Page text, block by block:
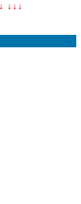
↓↓↓